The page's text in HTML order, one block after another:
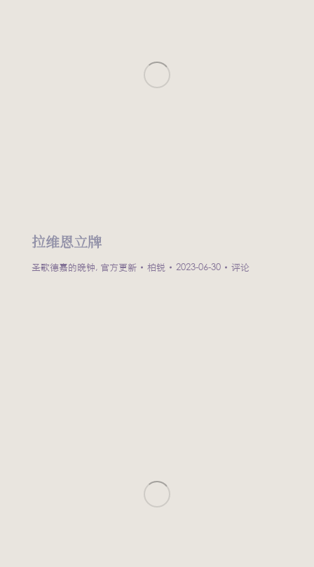
拉维恩立牌
圣歌德嘉的晚钟, 官方更新 柏锐 2023-06-30 评论